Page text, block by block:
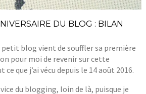
DU BLOG : BILAN
petit blog vient de souffler sa première
pour moi de revenir sur cette
que j’ai vécu depuis le 14 août 2016.
du blogging, loin de là, puisque je